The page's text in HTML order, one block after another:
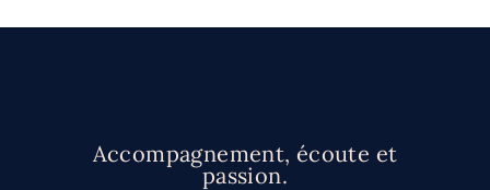
Accompagnement, écoute et
passion.